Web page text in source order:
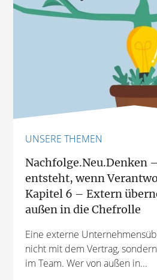
UNSERE THEMEN
Nachfolge.Neu.Denken
entsteht, wenn
Kapitel 6 – Extern
außen in die Chefrolle
Eine externe
nicht mit dem Vertrag,
im Team. Wer von außen in...